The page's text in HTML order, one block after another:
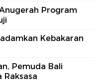
Program
Kebakaran
Pemuda Bali
Raksasa